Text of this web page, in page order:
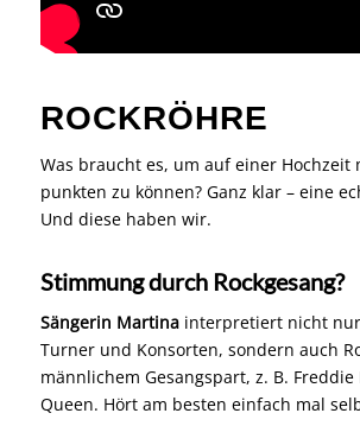
ROCKRÖHRE
Was braucht es, um auf einer Hochzeit
punkten zu können? Ganz klar – eine
Und diese haben wir.
Stimmung durch Rockgesang?
Sängerin Martinainterpretiert nicht nur
Turner und Konsorten, sondern auch
männlichem Gesangspart, z. B.
Queen. Hört am besten einfach mal